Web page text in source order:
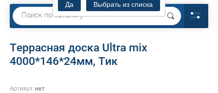
Да
Выбрать из списка
Террасная доска Ultra mix
4000*146*24мм, Тик
Артикул: нет